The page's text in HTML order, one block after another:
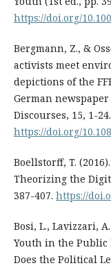
https://doi.org/
Bergmann, Z., &
activists meet
depictions of the
German
Discourses, 15, 1-24.
https://doi.org/
Boellstorff, T.
Theorizing the
387-407. https://
Bosi, L., Lavizzari,
Youth in the Public
Does the Political